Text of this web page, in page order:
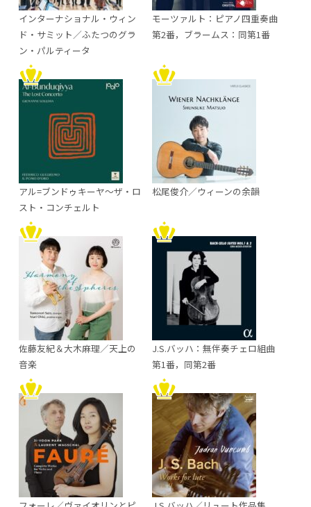
インターナショナル・ウィン
ド・サミット／ふたつのグラ
ン・パルティータ
モーツァルト：ピアノ四重奏曲
第2番，ブラームス：同第1番
アル=ブンドゥキーヤ～ザ・ロ
スト・コンチェルト
松尾俊介／ウィーンの余韻
佐藤友紀＆大木麻理／天上の
音楽
J.S.バッハ：無伴奏チェロ組曲
第1番，同第2番